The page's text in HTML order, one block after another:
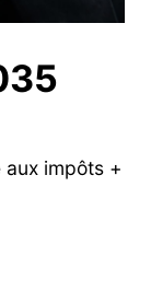
impôts +